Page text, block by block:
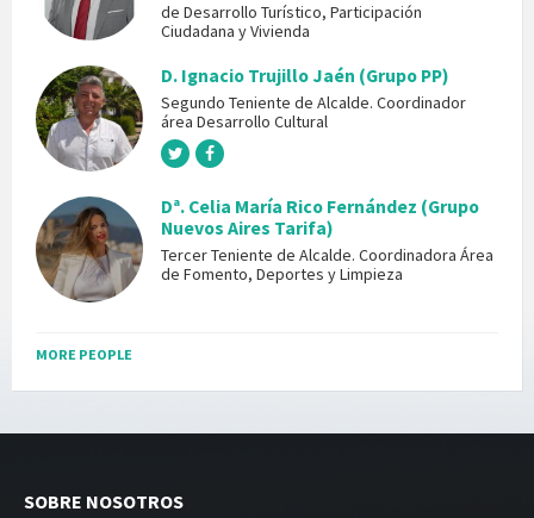
de Desarrollo Turístico, Participación
Ciudadana y Vivienda
D. Ignacio Trujillo Jaén (Grupo PP)
Segundo Teniente de Alcalde. Coordinador
área Desarrollo Cultural
Dª. Celia María Rico Fernández (Grupo
Nuevos Aires Tarifa)
Tercer Teniente de Alcalde. Coordinadora Área
de Fomento, Deportes y Limpieza
MORE PEOPLE
SOBRE NOSOTROS